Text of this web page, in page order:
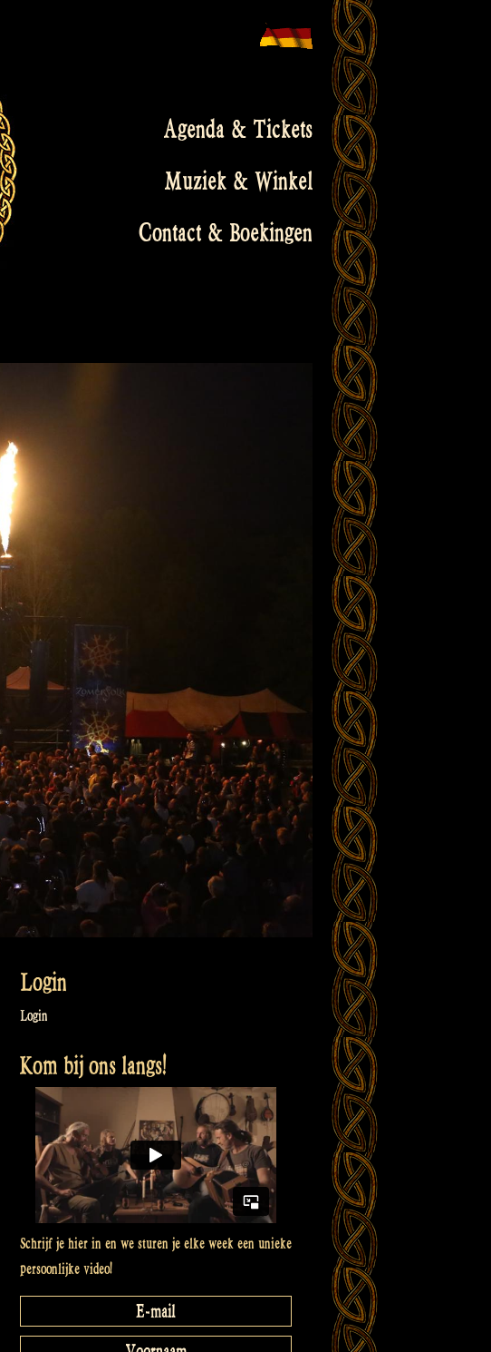
Agenda & Tickets
Muziek & Winkel
Contact & Boekingen
Login
Login
Kom bij ons langs!
Schrijf je hier in en we sturen je elke week een unieke
persoonlijke video!